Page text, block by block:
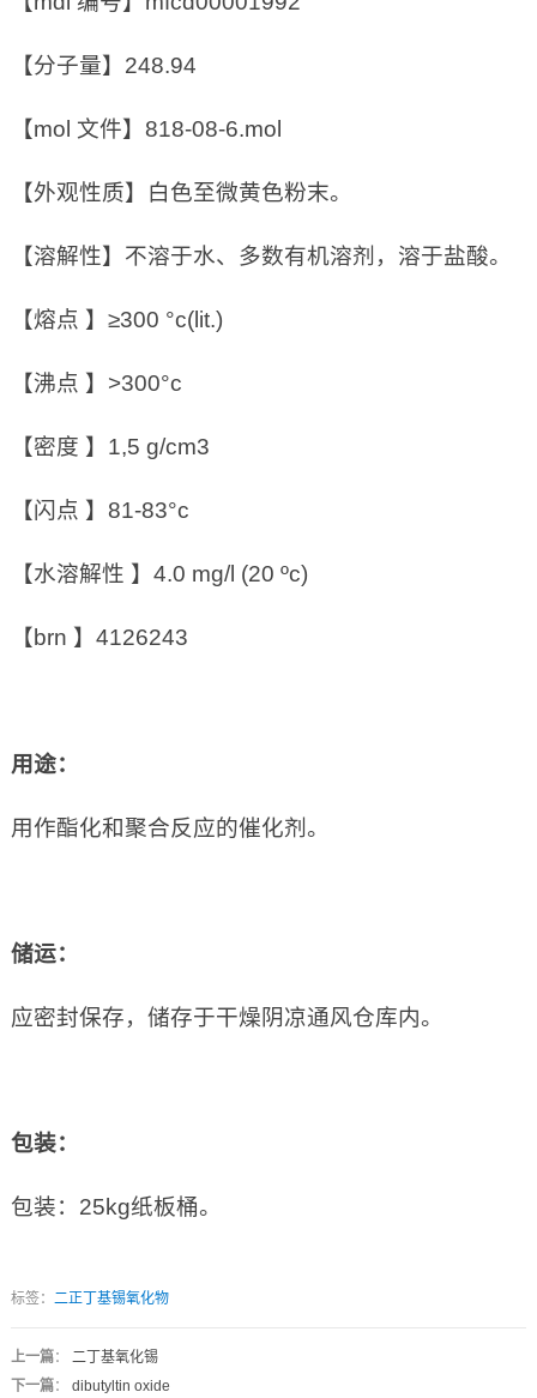
【分子量】248.94
【mol 文件】818-08-6.mol
【外观性质】白色至微黄色粉末。
【溶解性】不溶于水、多数有机溶剂，溶于盐酸。
【熔点 】≥300 °c(lit.)
【沸点 】>300°c
【密度 】1,5 g/cm3
【闪点 】81-83°c
【水溶解性 】4.0 mg/l (20 ºc)
【brn 】4126243
用途：
用作酯化和聚合反应的催化剂。
储运：
应密封保存，储存于干燥阴凉通风仓库内。
包装：
包装：25kg纸板桶。
标签： 二正丁基锡氧化物
上一篇： 二丁基氧化锡
下一篇： dibutyltin oxide